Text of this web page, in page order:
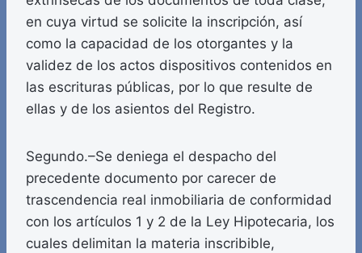
en cuya virtud se solicite la inscripción, así
como la capacidad de los otorgantes y la
validez de los actos dispositivos contenidos en
las escrituras públicas, por lo que resulte de
ellas y de los asientos del Registro.
Segundo.–Se deniega el despacho del
precedente documento por carecer de
trascendencia real inmobiliaria de conformidad
con los artículos 1 y 2 de la Ley Hipotecaria, los
cuales delimitan la materia inscribible,